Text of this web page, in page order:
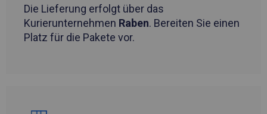
Die Lieferung erfolgt über das
Kurierunternehmen Raben. Bereiten Sie einen
Platz für die Pakete vor.